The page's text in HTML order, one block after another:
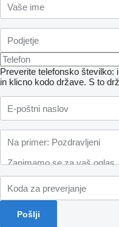
Preverite telefonsko številko:
in klicno kodo države. S to